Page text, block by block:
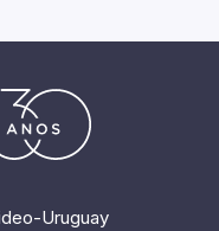
Uruguay